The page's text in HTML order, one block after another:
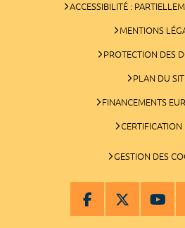
ACCESSIBILITÉ :
MENTIONS
PROTECTION DES
PLAN DU
FINANCEMENTS
CERTIFICATION
GESTION DES